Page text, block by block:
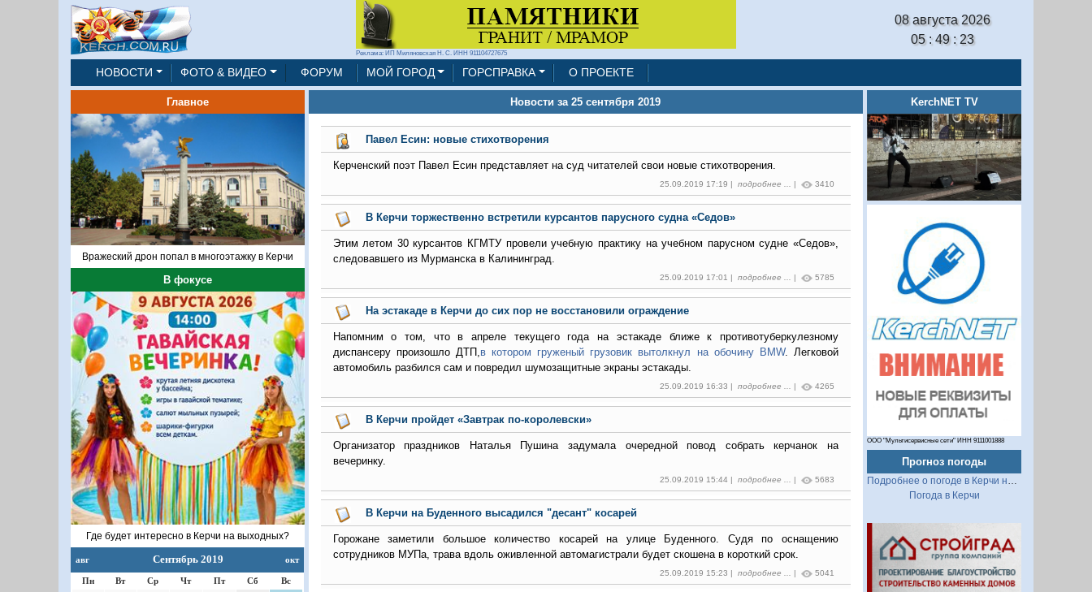
Реклама: ИП Миляновская Н. С. ИНН 911104727675
08 августа 2026
05 : 49 : 24
НОВОСТИ ФОТО & ВИДЕО ФОРУМ МОЙ ГОРОД ГОРСПРАВКА О ПРОЕКТЕ
Главное
Вражеский дрон попал в многоэтажку в Керчи
В фокусе
Где будет интересно в Керчи на выходных?
авг Сентябрь 2019 окт
Пн Вт Ср Чт Пт Сб
Вс
Новости за 25 сентября 2019
Павел Есин: новые стихотворения
Керченский поэт Павел Есин представляет на суд читателей свои новые стихотворения.
25.09.2019 17:19 | подробнее ... | 3410
В Керчи торжественно встретили курсантов парусного судна «Седов»
Этим летом 30 курсантов КГМТУ провели учебную практику на учебном парусном судне «Седов»,
следовавшего из Мурманска в Калининград.
25.09.2019 17:01 | подробнее ... | 5785
На эстакаде в Керчи до сих пор не восстановили ограждение
Напомним о том, что в апреле текущего года на эстакаде ближе к противотуберкулезному
диспансеру произошло ДТП,в котором груженый грузовик вытолкнул на обочину BMW. Легковой
автомобиль разбился сам и повредил шумозащитные экраны эстакады.
25.09.2019 16:33 | подробнее ... | 4265
В Керчи пройдет «Завтрак по-королевски»
Организатор праздников Наталья Пушина задумала очередной повод собрать керчанок на
вечеринку.
25.09.2019 15:44 | подробнее ... | 5683
В Керчи на Буденного высадился "десант" косарей
Горожане заметили большое количество косарей на улице Буденного. Судя по оснащению
сотрудников МУПа, трава вдоль оживленной автомагистрали будет скошена в короткий срок.
25.09.2019 15:23 | подробнее ... | 5041
KerchNET TV
ООО "Мультисервисные сети" ИНН 9111001888
Прогноз погоды
Подробнее о погоде в Керчи на 2 недели
Погода в Керчи